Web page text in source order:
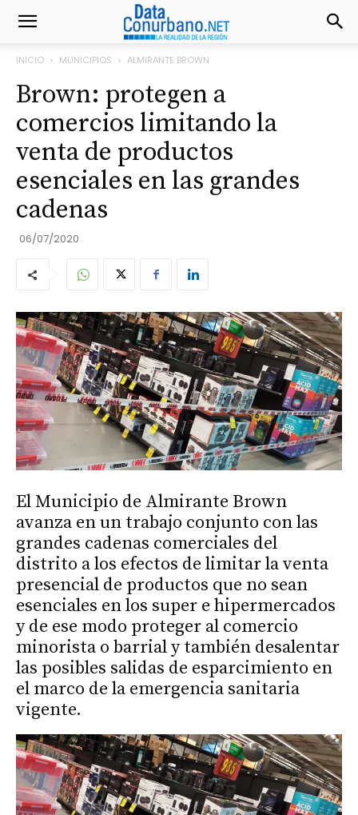
INICIO MUNICIPIOS ALMIRANTE BROWN
Brown: protegen a
comercios limitando la
venta de productos
esenciales en las grandes
cadenas
06/07/2020
El Municipio de Almirante Brown
avanza en un trabajo conjunto con las
grandes cadenas comerciales del
distrito a los efectos de limitar la venta
presencial de productos que no sean
esenciales en los super e hipermercados
y de ese modo proteger al comercio
minorista o barrial y también desalentar
las posibles salidas de esparcimiento en
el marco de la emergencia sanitaria
vigente.